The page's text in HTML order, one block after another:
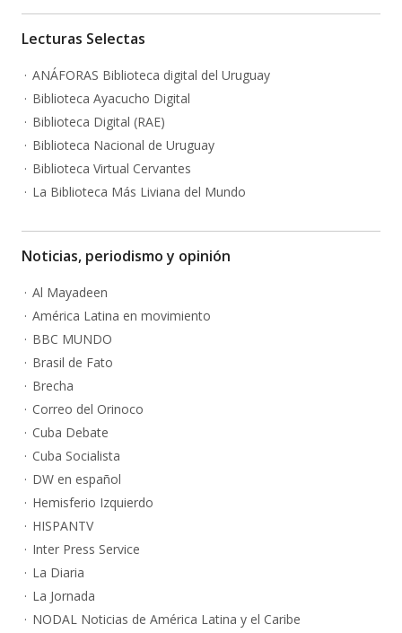
Lecturas Selectas
ANÁFORAS Biblioteca digital del Uruguay
Biblioteca Ayacucho Digital
Biblioteca Digital (RAE)
Biblioteca Nacional de Uruguay
Biblioteca Virtual Cervantes
La Biblioteca Más Liviana del Mundo
Noticias, periodismo y opinión
Al Mayadeen
América Latina en movimiento
BBC MUNDO
Brasil de Fato
Brecha
Correo del Orinoco
Cuba Debate
Cuba Socialista
DW en español
Hemisferio Izquierdo
HISPANTV
Inter Press Service
La Diaria
La Jornada
NODAL Noticias de América Latina y el Caribe